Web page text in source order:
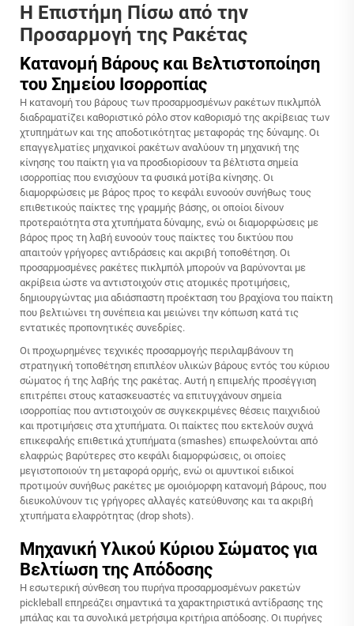
Η Επιστήμη Πίσω από την
Προσαρμογή της Ρακέτας
Κατανομή Βάρους και Βελτιστοποίηση
του Σημείου Ισορροπίας
Η κατανομή του βάρους των προσαρμοσμένων ρακέτων πικλμπόλ
διαδραματίζει καθοριστικό ρόλο στον καθορισμό της ακρίβειας των
χτυπημάτων και της αποδοτικότητας μεταφοράς της δύναμης. Οι
επαγγελματίες μηχανικοί ρακέτων αναλύουν τη μηχανική της
κίνησης του παίκτη για να προσδιορίσουν τα βέλτιστα σημεία
ισορροπίας που ενισχύουν τα φυσικά μοτίβα κίνησης. Οι
διαμορφώσεις με βάρος προς το κεφάλι ευνοούν συνήθως τους
επιθετικούς παίκτες της γραμμής βάσης, οι οποίοι δίνουν
προτεραιότητα στα χτυπήματα δύναμης, ενώ οι διαμορφώσεις με
βάρος προς τη λαβή ευνοούν τους παίκτες του δικτύου που
απαιτούν γρήγορες αντιδράσεις και ακριβή τοποθέτηση. Οι
προσαρμοσμένες ρακέτες πικλμπόλ μπορούν να βαρύνονται με
ακρίβεια ώστε να αντιστοιχούν στις ατομικές προτιμήσεις,
δημιουργώντας μια αδιάσπαστη προέκταση του βραχίονα του παίκτη
που βελτιώνει τη συνέπεια και μειώνει την κόπωση κατά τις
εντατικές προπονητικές συνεδρίες.
Οι προχωρημένες τεχνικές προσαρμογής περιλαμβάνουν τη
στρατηγική τοποθέτηση επιπλέον υλικών βάρους εντός του κύριου
σώματος ή της λαβής της ρακέτας. Αυτή η επιμελής προσέγγιση
επιτρέπει στους κατασκευαστές να επιτυγχάνουν σημεία
ισορροπίας που αντιστοιχούν σε συγκεκριμένες θέσεις παιχνιδιού
και προτιμήσεις στα χτυπήματα. Οι παίκτες που εκτελούν συχνά
επικεφαλής επιθετικά χτυπήματα (smashes) επωφελούνται από
ελαφρώς βαρύτερες στο κεφάλι διαμορφώσεις, οι οποίες
μεγιστοποιούν τη μεταφορά ορμής, ενώ οι αμυντικοί ειδικοί
προτιμούν συνήθως ρακέτες με ομοιόμορφη κατανομή βάρους, που
διευκολύνουν τις γρήγορες αλλαγές κατεύθυνσης και τα ακριβή
χτυπήματα ελαφρότητας (drop shots).
Μηχανική Υλικού Κύριου Σώματος για
Βελτίωση της Απόδοσης
Η εσωτερική σύνθεση του πυρήνα προσαρμοσμένων ρακετών
pickleball επηρεάζει σημαντικά τα χαρακτηριστικά αντίδρασης της
μπάλας και τα συνολικά μετρήσιμα κριτήρια απόδοσης. Οι πυρήνες